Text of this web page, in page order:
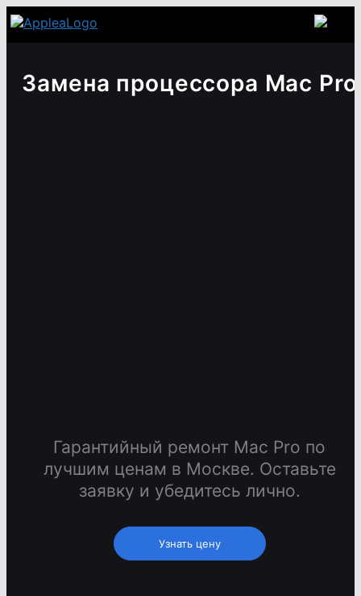
Замена процессора Mac Pro
Гарантийный ремонт Mac Pro по
лучшим ценам в Москве. Оставьте
заявку и убедитесь лично.
Узнать цену